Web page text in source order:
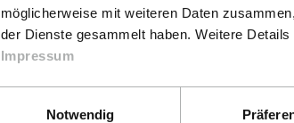
möglicherweise mit weiteren Daten
der Dienste gesammelt haben. Weitere
Impressum
Notwendig